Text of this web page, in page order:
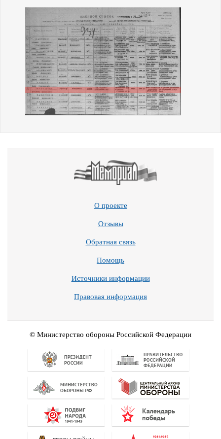
О проекте
Отзывы
Обратная связь
Помощь
Источники информации
Правовая информация
© Министерство обороны Российской Федерации